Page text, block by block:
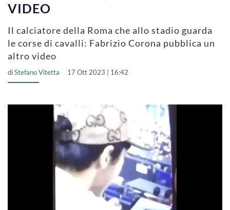
VIDEO
Il calciatore della Roma che allo stadio guarda
le corse di cavalli: Fabrizio Corona pubblica un
altro video
diStefano Vitetta 17 Ott 2023 | 16:42